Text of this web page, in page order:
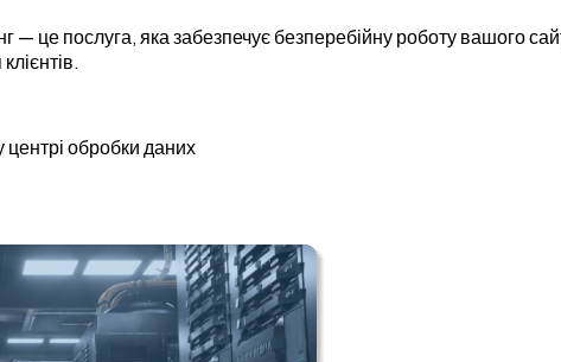
це послуга, яка забезпечує безперебійну роботу вашого
обробки даних